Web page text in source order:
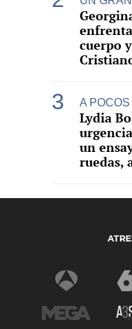
cuerpo
A
Lydia
un
ruedas,